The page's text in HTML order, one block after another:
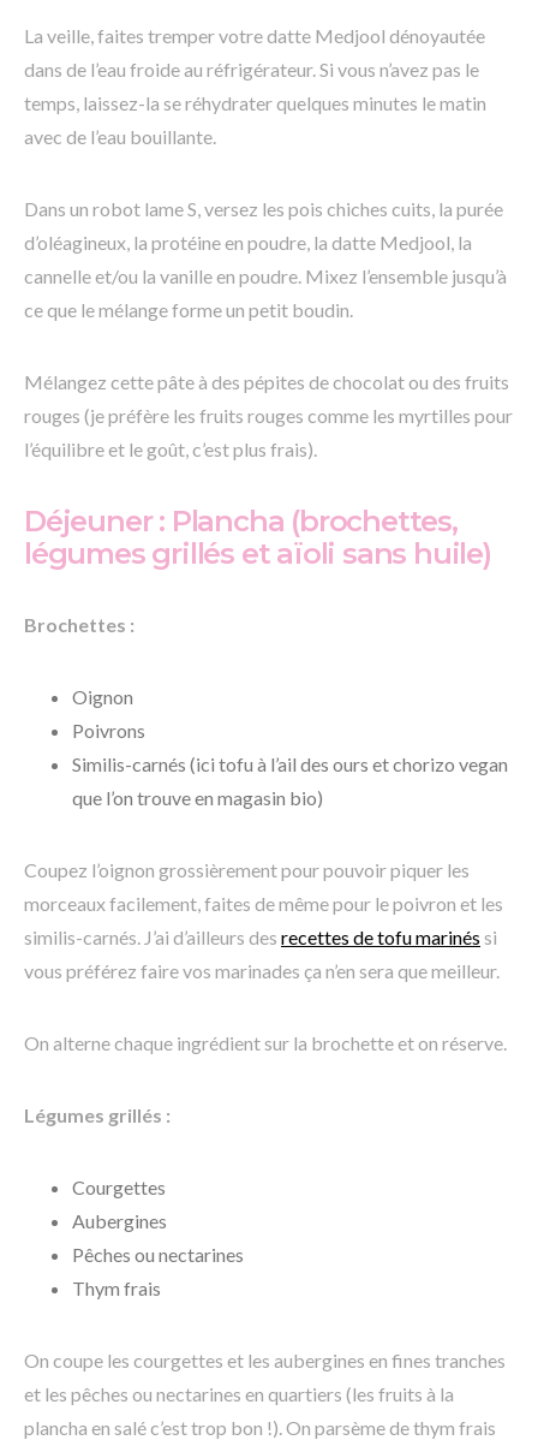
La veille, faites tremper votre datte Medjool dénoyautée
dans de l’eau froide au réfrigérateur. Si vous n’avez pas le
temps, laissez-la se réhydrater quelques minutes le matin
avec de l’eau bouillante.
Dans un robot lame S, versez les pois chiches cuits, la purée
d’oléagineux, la protéine en poudre, la datte Medjool, la
cannelle et/ou la vanille en poudre. Mixez l’ensemble jusqu’à
ce que le mélange forme un petit boudin.
Mélangez cette pâte à des pépites de chocolat ou des fruits
rouges (je préfère les fruits rouges comme les myrtilles pour
l’équilibre et le goût, c’est plus frais).
Déjeuner : Plancha (brochettes,
légumes grillés et aïoli sans huile)
Brochettes :
Oignon
Poivrons
Similis-carnés (ici tofu à l’ail des ours et chorizo vegan
que l’on trouve en magasin bio)
Coupez l’oignon grossièrement pour pouvoir piquer les
morceaux facilement, faites de même pour le poivron et les
similis-carnés. J’ai d’ailleurs des recettes de tofu marinés si
vous préférez faire vos marinades ça n’en sera que meilleur.
On alterne chaque ingrédient sur la brochette et on réserve.
Légumes grillés :
Courgettes
Aubergines
Pêches ou nectarines
Thym frais
On coupe les courgettes et les aubergines en fines tranches
et les pêches ou nectarines en quartiers (les fruits à la
plancha en salé c’est trop bon !). On parsème de thym frais